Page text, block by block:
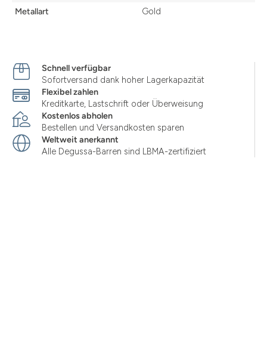
Metallart
Gold
Schnell verfügbar
Sofortversand dank hoher Lagerkapazität
Flexibel zahlen
Kreditkarte, Lastschrift oder Überweisung
Kostenlos abholen
Bestellen und Versandkosten sparen
Weltweit anerkannt
Alle Degussa-Barren sind LBMA-zertifiziert